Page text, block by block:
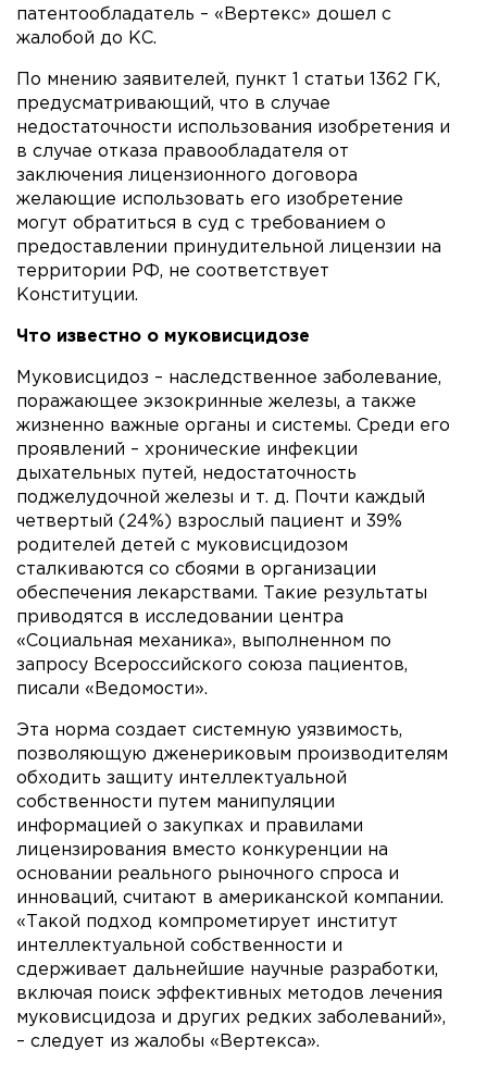
патентообладатель – «Вертекс» дошел с
жалобой до КС.
По мнению заявителей, пункт 1 статьи 1362 ГК,
предусматривающий, что в случае
недостаточности использования изобретения и
в случае отказа правообладателя от
заключения лицензионного договора
желающие использовать его изобретение
могут обратиться в суд с требованием о
предоставлении принудительной лицензии на
территории РФ, не соответствует
Конституции.
Что известно о муковисцидозе
Муковисцидоз – наследственное заболевание,
поражающее экзокринные железы, а также
жизненно важные органы и системы. Среди его
проявлений – хронические инфекции
дыхательных путей, недостаточность
поджелудочной железы и т. д. Почти каждый
четвертый (24%) взрослый пациент и 39%
родителей детей с муковисцидозом
сталкиваются со сбоями в организации
обеспечения лекарствами. Такие результаты
приводятся в исследовании центра
«Социальная механика», выполненном по
запросу Всероссийского союза пациентов,
писали «Ведомости».
Эта норма создает системную уязвимость,
позволяющую дженериковым производителям
обходить защиту интеллектуальной
собственности путем манипуляции
информацией о закупках и правилами
лицензирования вместо конкуренции на
основании реального рыночного спроса и
инноваций, считают в американской компании.
«Такой подход компрометирует институт
интеллектуальной собственности и
сдерживает дальнейшие научные разработки,
включая поиск эффективных методов лечения
муковисцидоза и других редких заболеваний»,
– следует из жалобы «Вертекса».